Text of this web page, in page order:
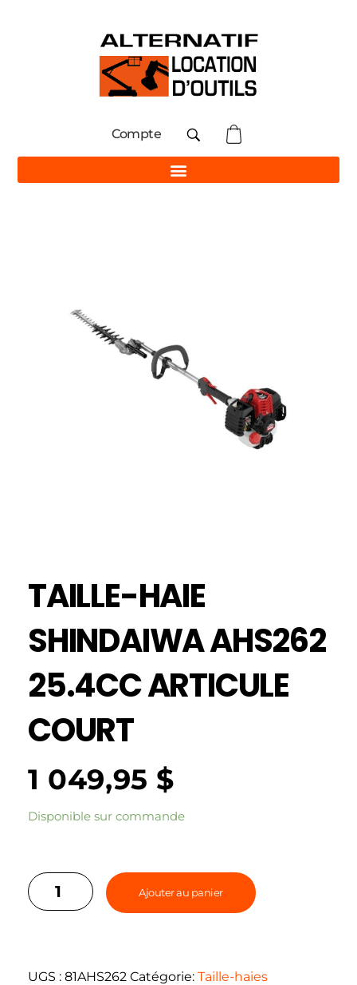
Compte
TAILLE-HAIE
SHINDAIWA AHS262
25.4CC ARTICULE
COURT
1 049,95 $
Disponible sur commande
Ajouter au panier
UGS : 81AHS262 Catégorie: Taille-haies